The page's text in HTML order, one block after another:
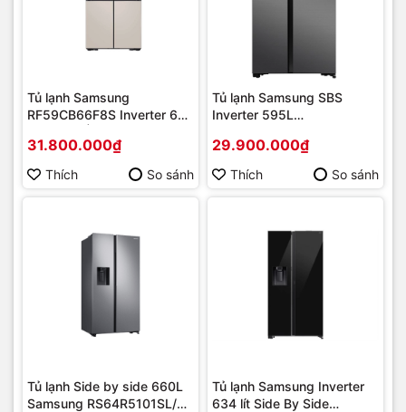
Tủ lạnh Samsung
RF59CB66F8S Inverter 648
hãng
31.800.000₫
Thích So sánh
Tủ lạnh Samsung SBS
Inverter 595L
2020 | Hàng chính hãng
29.900.000₫
Thích So sánh
Tủ lạnh Side by side 660L
Samsung RS64R5101SL/SV
Tủ lạnh Samsung Inverter
634 lít Side By Side